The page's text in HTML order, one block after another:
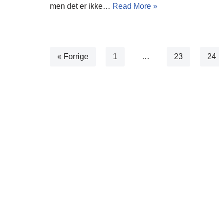
men det er ikke… Read More »
« Forrige 1 … 23 24